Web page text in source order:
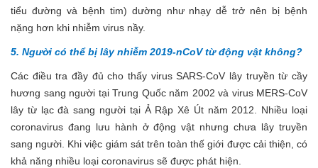
tiểu đường và bệnh tim) dường như nhạy dễ trở nên bị bệnh
nặng hơn khi nhiễm virus nầy.
5. Người có thể bị lây nhiễm 2019-nCoV từ động vật không?
Các điều tra đầy đủ cho thấy virus SARS-CoV lây truyền từ cầy
hương sang người tại Trung Quốc năm 2002 và virus MERS-CoV
lây từ lạc đà sang người tại Ả Rập Xê Út năm 2012. Nhiều loại
coronavirus đang lưu hành ở động vật nhưng chưa lây truyền
sang người. Khi việc giám sát trên toàn thế giới được cải thiện, có
khả năng nhiều loại coronavirus sẽ được phát hiện.